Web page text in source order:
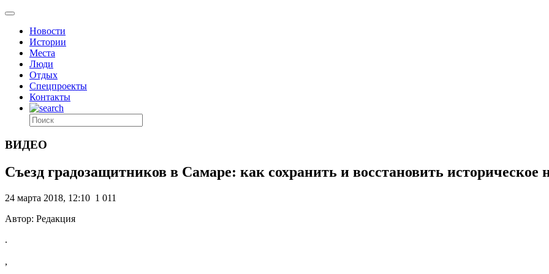
Новости
Истории
Места
Люди
Отдых
Спецпроекты
Контакты
ВИДЕО
Съезд градозащитников в Самаре: как сохранить и восстановить историческое
24 марта 2018, 12:10 1 011
Автор: Редакция
.
,